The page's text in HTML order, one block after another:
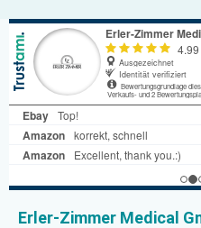
Erler-Zimmer Medical